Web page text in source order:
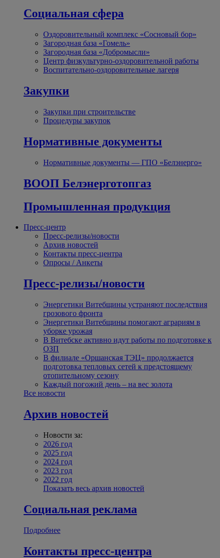
Социальная сфера
Оздоровительный комплекс «Сосновый бор»
Загородная база «Гомель»
Загородная база «Добромысли»
Центр физкультурно-оздоровительной работы
Воспитательно-оздоровительные лагеря
Закупки
Закупки при строительстве
Процедуры закупок
Нормативные документы
Нормативные документы — ГПО «Белэнерго»
ВООП Белэнерготопгаз
Промышленная продукция
Пресс-центр
Пресс-релизы/новости
Архив новостей
Контакты пресс-центра
Опросы / Анкеты
Пресс-релизы/новости
Энергетики Витебщины устраняют последствия
грозового фронта
Энергетики Витебщины помогают аграриям в
уборке урожая
В Витебске активно идут работы по подготовке к
ОЗП
В филиале «Оршанская ТЭЦ» продолжается
подготовка тепловых сетей к предстоящему
отопительному сезону
Каждый погожий день – на вес золота
Все новости
Архив новостей
Новости за:
2026 год
2025 год
2024 год
2023 год
2022 год
Показать весь архив новостей
Социальная реклама
Подробнее
Контакты пресс-центра